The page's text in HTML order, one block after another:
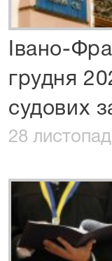
Івано-
грудня
судових
28